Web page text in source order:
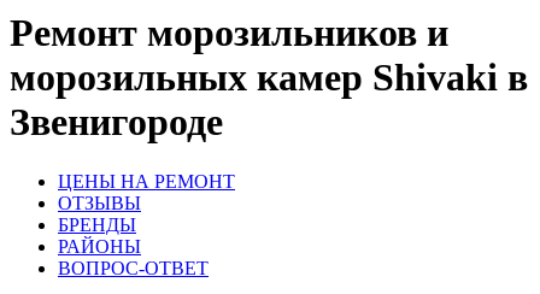
Ремонт морозильников и
морозильных камер Shivaki в
Звенигороде
ЦЕНЫ НА РЕМОНТ
ОТЗЫВЫ
БРЕНДЫ
РАЙОНЫ
ВОПРОС-ОТВЕТ